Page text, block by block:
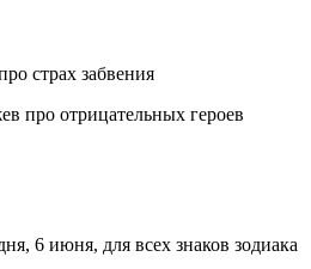
страх забвения
про отрицательных героев
6 июня, для всех знаков зодиака